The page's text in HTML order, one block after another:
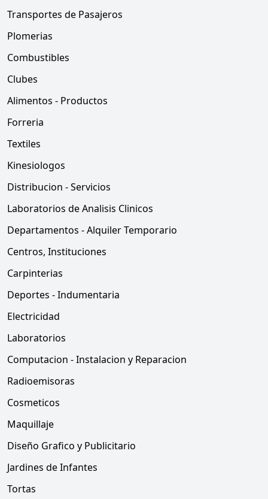
Transportes de Pasajeros
Plomerias
Combustibles
Clubes
Alimentos - Productos
Forreria
Textiles
Kinesiologos
Distribucion - Servicios
Laboratorios de Analisis Clinicos
Departamentos - Alquiler Temporario
Centros, Instituciones
Carpinterias
Deportes - Indumentaria
Electricidad
Laboratorios
Computacion - Instalacion y Reparacion
Radioemisoras
Cosmeticos
Maquillaje
Diseño Grafico y Publicitario
Jardines de Infantes
Tortas